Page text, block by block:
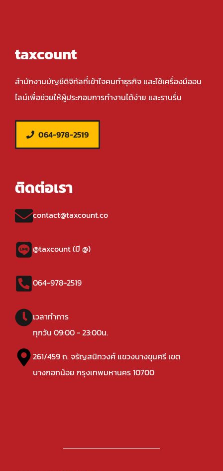
taxcount
สำนักงานบัญชีดิจิทัลที่เข้าใจคนทำธุรกิจ และใช้เครื่องมืออน
ไลน์เพื่อช่วยให้ผู้ประกอบการทำงานได้ง่าย และราบรื่น
064-978-2519
ติดต่อเรา
contact@taxcount.co
@taxcount (มี @)
064-978-2519
เวลาทำการ
ทุกวัน 09:00 - 23:00น.
261/459 ถ. จรัญสนิทวงศ์ แขวงบางขุนศรี เขต
บางกอกน้อย กรุงเทพมหานคร 10700